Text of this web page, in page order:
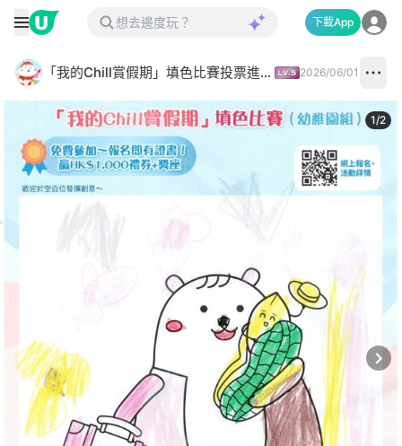
下載App
「我的Chill賞假期」填色比賽投票進行中✅ 2026/06/01
1/2